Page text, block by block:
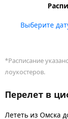
Выберите
*Расписание
лоукостеров.
Перелет в
Лететь из Омска